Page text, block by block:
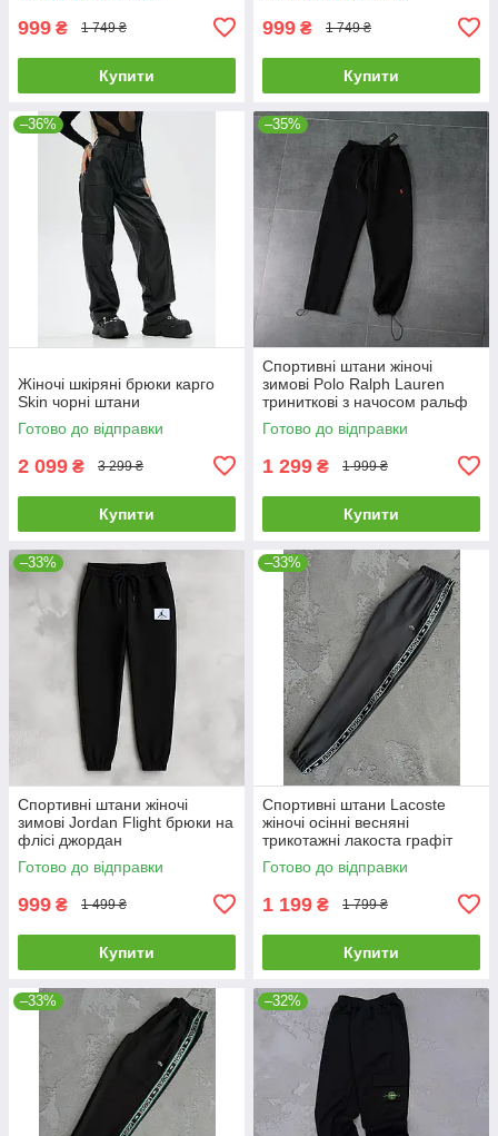
999 ₴ 1 749 ₴
Купити
999 ₴ 1 749 ₴
Купити
–36%
Жіночі шкіряні брюки карго
Skin чорні штани
Готово до відправки
2 099 ₴ 3 299 ₴
Купити
–35%
Спортивні штани жіночі
зимові Polo Ralph Lauren
триниткові з начосом ральф
лорен чорні
Готово до відправки
1 299 ₴ 1 999 ₴
Купити
–33%
Спортивні штани жіночі
зимові Jordan Flight брюки на
флісі джордан
Готово до відправки
999 ₴ 1 499 ₴
Купити
–33%
Спортивні штани Lacoste
жіночі осінні весняні
трикотажні лакоста графіт
Готово до відправки
1 199 ₴ 1 799 ₴
Купити
–33% –32%